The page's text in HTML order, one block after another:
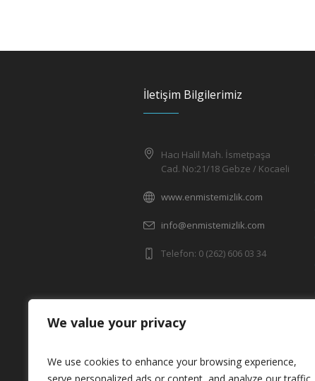
We value your privacy
We use cookies to enhance your browsing experience,
İletişim Bilgilerimiz
Hacı Halil Mah. İsmetpaşa
Cad. No:21/18 Gebze / Kocaeli
www.enmistemizlik.com
info@enmistemizlik.com
Telefon: 0 (262) 606 03 34